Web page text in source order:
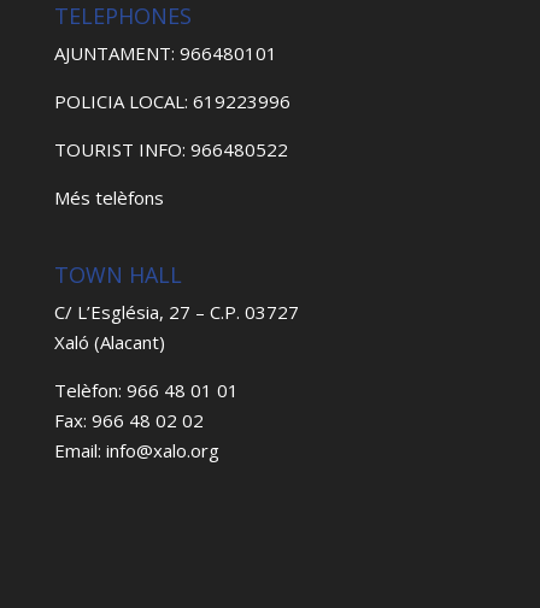
TELEPHONES
AJUNTAMENT: 966480101
POLICIA LOCAL: 619223996
TOURIST INFO: 966480522
Més telèfons
TOWN HALL
C/ L’Església, 27 – C.P. 03727
Xaló (Alacant)
Telèfon: 966 48 01 01
Fax: 966 48 02 02
Email: info@xalo.org